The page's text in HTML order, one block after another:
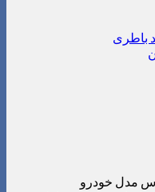
باطری
مدل خودرو